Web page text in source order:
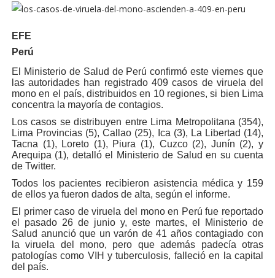
EFE
Perú
El Ministerio de Salud de Perú confirmó este viernes que
las autoridades han registrado 409 casos de viruela del
mono en el país, distribuidos en 10 regiones, si bien Lima
concentra la mayoría de contagios.
Los casos se distribuyen entre Lima Metropolitana (354),
Lima Provincias (5), Callao (25), Ica (3), La Libertad (14),
Tacna (1), Loreto (1), Piura (1), Cuzco (2), Junín (2), y
Arequipa (1), detalló el Ministerio de Salud en su cuenta
de Twitter.
Todos los pacientes recibieron asistencia médica y 159
de ellos ya fueron dados de alta, según el informe.
El primer caso de viruela del mono en Perú fue reportado
el pasado 26 de junio y, este martes, el Ministerio de
Salud anunció que un varón de 41 años contagiado con
la viruela del mono, pero que además padecía otras
patologías como VIH y tuberculosis, falleció en la capital
del país.